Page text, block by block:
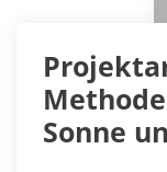
Sonne